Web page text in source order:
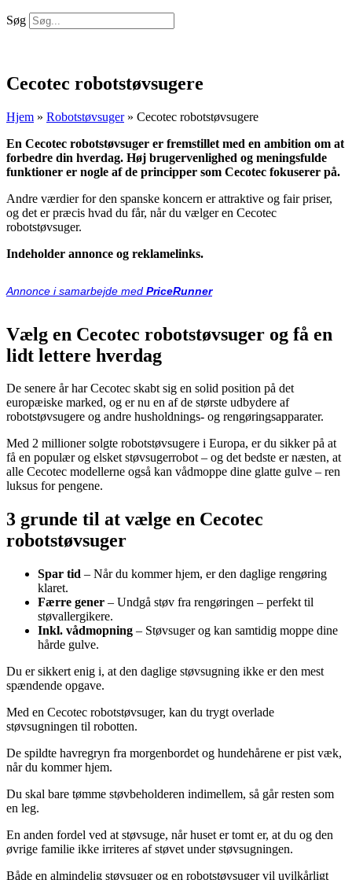
Søg
Cecotec robotstøvsugere
Hjem » Robotstøvsuger» Cecotec robotstøvsugere
En Cecotec robotstøvsuger er fremstillet med en ambition om at
forbedre din hverdag. Høj brugervenlighed og meningsfulde
funktioner er nogle af de principper som Cecotec fokuserer på.
Andre værdier for den spanske koncern er attraktive og fair priser,
og det er præcis hvad du får, når du vælger en Cecotec
robotstøvsuger.
Indeholder annonce og reklamelinks.
Annonce i samarbejde med PriceRunner
Vælg en Cecotec robotstøvsuger og få en
lidt lettere hverdag
De senere år har Cecotec skabt sig en solid position på det
europæiske marked, og er nu en af de største udbydere af
robotstøvsugere og andre husholdnings- og rengøringsapparater.
Med 2 millioner solgte robotstøvsugere i Europa, er du sikker på at
få en populær og elsket støvsugerrobot – og det bedste er næsten, at
alle Cecotec modellerne også kan vådmoppe dine glatte gulve – ren
luksus for pengene.
3 grunde til at vælge en Cecotec
robotstøvsuger
Spar tid – Når du kommer hjem, er den daglige rengøring
klaret.
Færre gener – Undgå støv fra rengøringen – perfekt til
støvallergikere.
Inkl. vådmopning – Støvsuger og kan samtidig moppe dine
hårde gulve.
Du er sikkert enig i, at den daglige støvsugning ikke er den mest
spændende opgave.
Med en Cecotec robotstøvsuger, kan du trygt overlade
støvsugningen til robotten.
De spildte havregryn fra morgenbordet og hundehårene er pist væk,
når du kommer hjem.
Du skal bare tømme støvbeholderen indimellem, så går resten som
en leg.
En anden fordel ved at støvsuge, når huset er tomt er, at du og den
øvrige familie ikke irriteres af støvet under støvsugningen.
Både en almindelig støvsuger og en robotstøvsuger vil uvilkårligt